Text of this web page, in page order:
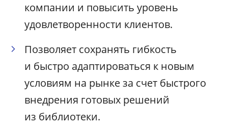
компании и повысить уровень
удовлетворенности клиентов.
Позволяет сохранять гибкость
и быстро адаптироваться к новым
условиям на рынке за счет быстрого
внедрения готовых решений
из библиотеки.